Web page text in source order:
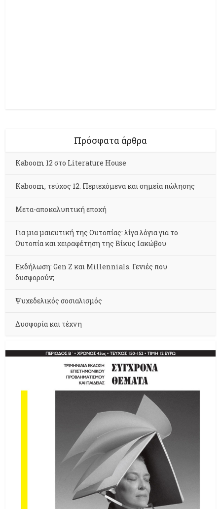
Πρόσφατα άρθρα
Kaboom 12 στο Literature House
Kaboom, τεύχος 12. Περιεχόμενα και σημεία πώλησης
Μετα-αποκαλυπτική εποχή
Για μια μαιευτική της Ουτοπίας: λίγα λόγια για το
Ουτοπία και χειραφέτηση της Βίκυς Ιακώβου
Εκδήλωση: Gen Z και Millennials. Γενιές που
δυσφορούν;
Ψυχεδελικός σοσιαλισμός
Δυσφορία και τέχνη